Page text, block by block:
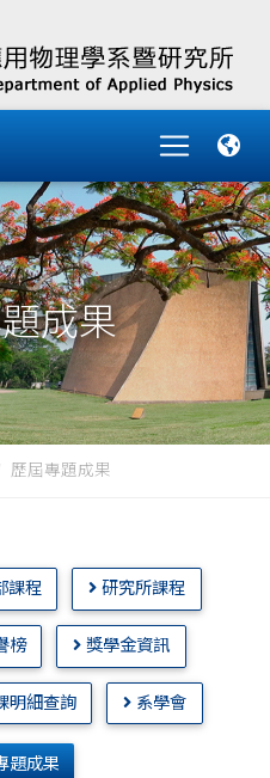
成果
歷屆專題成果
課程 研究所課程
榜 獎學金資訊
明細查詢 系學會
題成果